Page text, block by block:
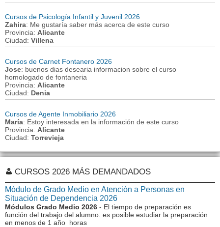
Cursos de Psicología Infantil y Juvenil 2026
Zahira: Me gustaría saber más acerca de este curso
Provincia: Alicante
Ciudad: Villena
Cursos de Carnet Fontanero 2026
Jose: buenos dias desearia informacion sobre el curso
homologado de fontaneria
Provincia: Alicante
Ciudad: Denia
Cursos de Agente Inmobiliario 2026
María: Estoy interesada en la información de este curso
Provincia: Alicante
Ciudad: Torrevieja
CURSOS 2026 MÁS DEMANDADOS
Módulo de Grado Medio en Atención a Personas en
Situación de Dependencia 2026
Módulos Grado Medio 2026 - El tiempo de preparación es
función del trabajo del alumno: es posible estudiar la preparación
en menos de 1 año horas